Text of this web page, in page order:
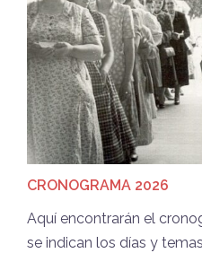
CRONOGRAMA 2026
Aquí encontrarán el
se indican los días y